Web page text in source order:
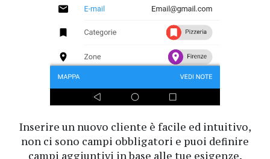
Inserire un nuovo cliente è facile ed intuitivo,
non ci sono campi obbligatori e puoi definire
campi aggiuntivi in base alle tue esigenze.